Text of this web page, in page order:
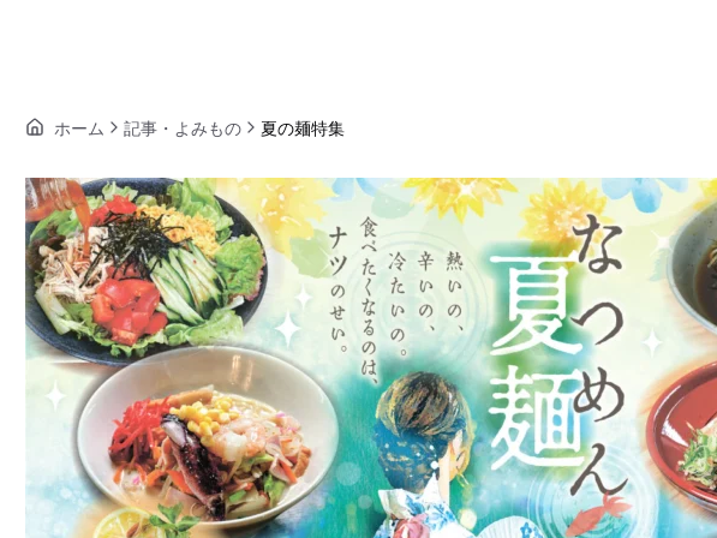
ホーム 記事・よみもの 夏の麺特集